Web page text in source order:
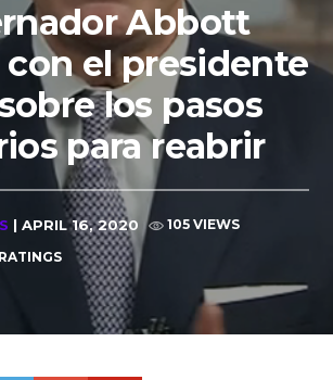
Abbott
con el presidente
los pasos
para reabrir
| APRIL 16, 2020
105 VIEWS
RATINGS